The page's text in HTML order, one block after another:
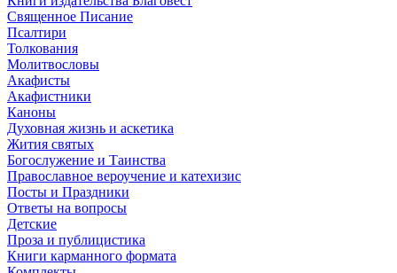
Священное Писание
Псалтири
Толкования
Молитвословы
Акафисты
Акафистники
Каноны
Духовная жизнь и аскетика
Жития святых
Богослужение и Таинства
Православное вероучение и катехизис
Посты и Праздники
Ответы на вопросы
Детские
Проза и публицистика
Книги карманного формата